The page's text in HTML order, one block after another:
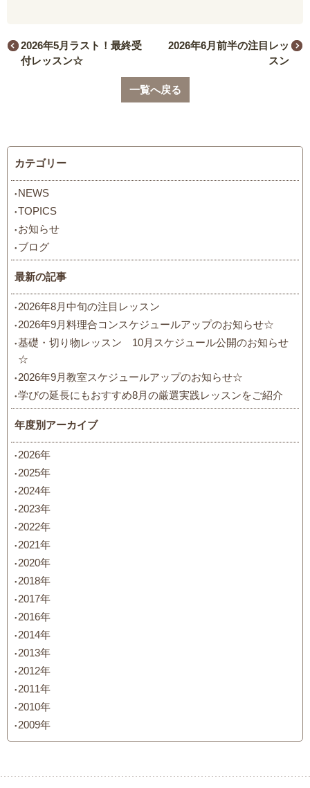
2026年5月ラスト！最終受
付レッスン☆
2026年6月前半の注目レッ
スン
一覧へ戻る
カテゴリー
NEWS
TOPICS
お知らせ
ブログ
最新の記事
2026年8月中旬の注目レッスン
2026年9月料理合コンスケジュールアップのお知らせ☆
基礎・切り物レッスン 10月スケジュール公開のお知らせ
☆
2026年9月教室スケジュールアップのお知らせ☆
学びの延長にもおすすめ8月の厳選実践レッスンをご紹介
年度別アーカイブ
2026年
2025年
2024年
2023年
2022年
2021年
2020年
2018年
2017年
2016年
2014年
2013年
2012年
2011年
2010年
2009年